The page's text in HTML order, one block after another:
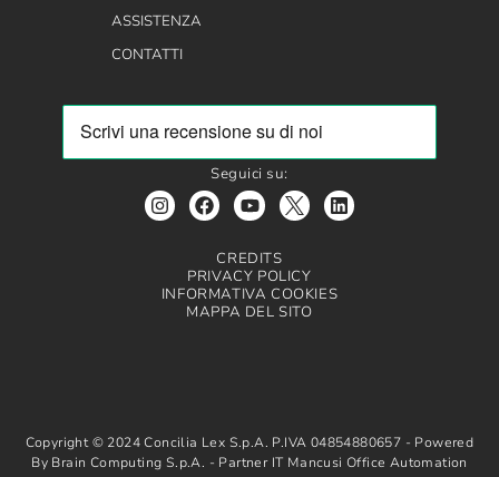
ASSISTENZA
CONTATTI
Seguici su:
CREDITS
PRIVACY POLICY
INFORMATIVA COOKIES
MAPPA DEL SITO
Copyright © 2024 Concilia Lex S.p.A. P.IVA 04854880657 - Powered
By Brain Computing S.p.A. - Partner IT Mancusi Office Automation